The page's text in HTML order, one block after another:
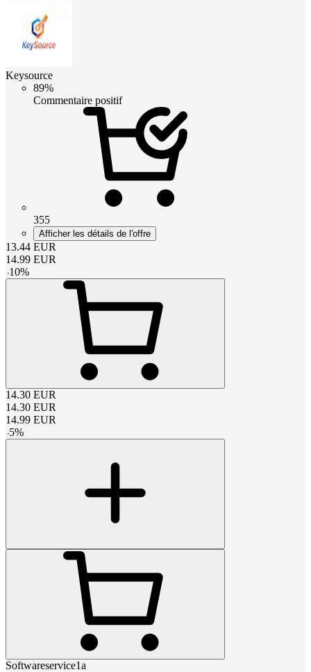
Keysource
89%
Commentaire positif
355
Afficher les détails de l'offre
13.44 EUR
14.99 EUR
-10%
14.30 EUR
14.30 EUR
14.99 EUR
-5%
Softwareservice1a